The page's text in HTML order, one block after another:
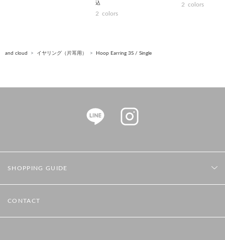
込
2 colors
2 colors
and cloud イヤリング（片耳用） Hoop Earring 3S / Single
SHOPPING GUIDE
CONTACT